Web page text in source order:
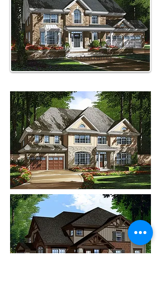
Maisons Mattamy